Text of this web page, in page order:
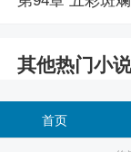
其他热门小说
首页